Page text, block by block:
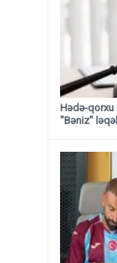
Hədə-
"Bəniz"